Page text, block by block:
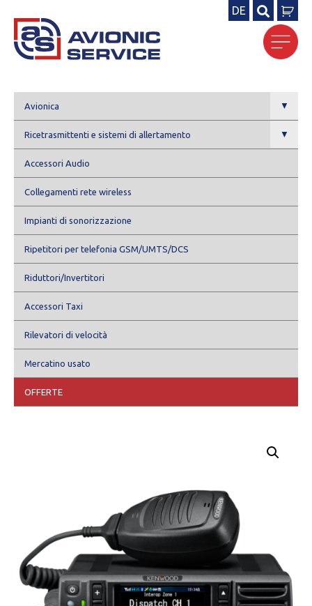
DE
Ricerca
per:
Avionica ▼
Ricetrasmittenti e sistemi di allertamento ▼
Accessori Audio
Collegamenti rete wireless
Impianti di sonorizzazione
Ripetitori per telefonia GSM/UMTS/DCS
Riduttori/Invertitori
Accessori Taxi
Rilevatori di velocità
Mercatino usato
OFFERTE